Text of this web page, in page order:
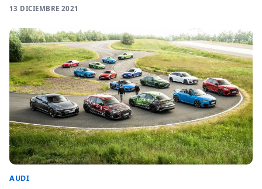
13 DICIEMBRE 2021
AUDI